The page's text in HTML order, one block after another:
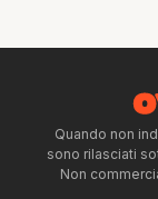
Quando non
sono rilasciati
Non